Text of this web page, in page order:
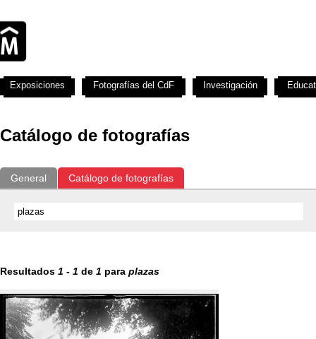
Catálogo de fotografías
General Catálogo de fotografías
Resultados 1 - 1 de 1 para plazas
Exposiciones Fotografías del CdF Investigación